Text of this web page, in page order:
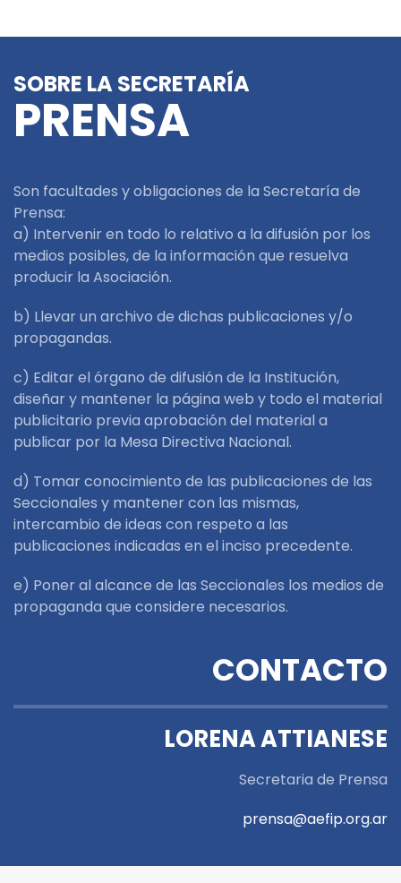
SOBRE LA SECRETARÍA
PRENSA
Son facultades y obligaciones de la Secretaría de
Prensa:
a) Intervenir en todo lo relativo a la difusión por los
medios posibles, de la información que resuelva
producir la Asociación.
b) Llevar un archivo de dichas publicaciones y/o
propagandas.
c) Editar el órgano de difusión de la Institución,
diseñar y mantener la página web y todo el material
publicitario previa aprobación del material a
publicar por la Mesa Directiva Nacional.
d) Tomar conocimiento de las publicaciones de las
Seccionales y mantener con las mismas,
intercambio de ideas con respeto a las
publicaciones indicadas en el inciso precedente.
e) Poner al alcance de las Seccionales los medios de
propaganda que considere necesarios.
CONTACTO
LORENA ATTIANESE
Secretaria de Prensa
prensa@aefip.org.ar